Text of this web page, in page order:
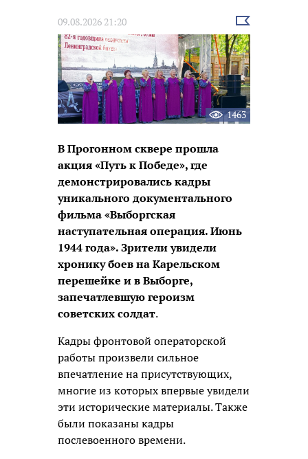
09.08.2026 21:20
Выбрать
новость
1463
В Прогонном сквере прошла
акция «Путь к Победе», где
демонстрировались кадры
уникального документального
фильма «Выборгская
наступательная операция. Июнь
1944 года». Зрители увидели
хронику боев на Карельском
перешейке и в Выборге,
запечатлевшую героизм
советских солдат.
Кадры фронтовой операторской
работы произвели сильное
впечатление на присутствующих,
многие из которых впервые увидели
эти исторические материалы. Также
были показаны кадры
послевоенного времени.